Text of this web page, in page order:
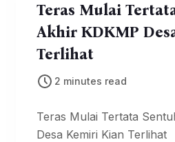
Teras Mulai
Akhir KDKMP
Terlihat
2 minutes read
Teras Mulai Tertata
Desa Kemiri Kian Terlihat